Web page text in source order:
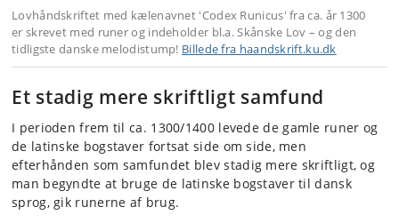
Lovhåndskriftet med kælenavnet 'Codex Runicus' fra ca. år 1300
er skrevet med runer og indeholder bl.a. Skånske Lov – og den
tidligste danske melodistump! Billede fra haandskrift.ku.dk
Et stadig mere skriftligt samfund
I perioden frem til ca. 1300/1400 levede de gamle runer og
de latinske bogstaver fortsat side om side, men
efterhånden som samfundet blev stadig mere skriftligt, og
man begyndte at bruge de latinske bogstaver til dansk
sprog, gik runerne af brug.